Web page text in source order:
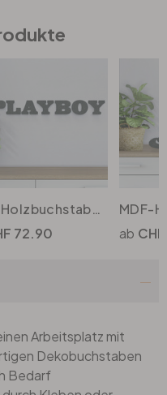
MDF-Holzbuchstaben Playboy
72.90
Arbeitsplatz mit
Dekobuchstaben
Bedarf